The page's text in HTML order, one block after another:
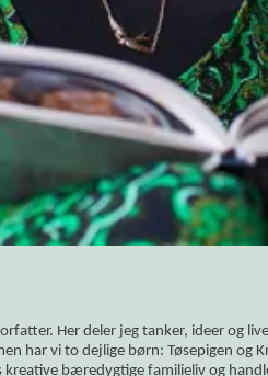
Her deler jeg tanker, ideer og
har vi to dejlige børn: Tøsepigen og
kreative bæredygtige familieliv og